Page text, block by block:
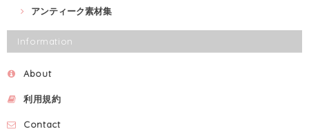
アンティーク素材集
Information
About
利用規約
Contact